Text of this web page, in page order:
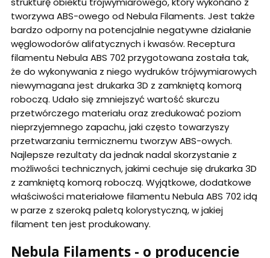
tworzywa ABS-owego od Nebula Filaments. Jest także
bardzo odporny na potencjalnie negatywne działanie
węglowodorów alifatycznych i kwasów. Receptura
filamentu Nebula ABS 702 przygotowana została tak,
że do wykonywania z niego wydruków trójwymiarowych
niewymagana jest drukarka 3D z zamkniętą komorą
roboczą. Udało się zmniejszyć wartość skurczu
przetwórczego materiału oraz zredukować poziom
nieprzyjemnego zapachu, jaki często towarzyszy
przetwarzaniu termicznemu tworzyw ABS-owych.
Najlepsze rezultaty da jednak nadal skorzystanie z
możliwości technicznych, jakimi cechuje się drukarka 3D
z zamkniętą komorą roboczą. Wyjątkowe, dodatkowe
właściwości materiałowe filamentu Nebula ABS 702 idą
w parze z szeroką paletą kolorystyczną, w jakiej
filament ten jest produkowany.
Nebula Filaments - o producencie